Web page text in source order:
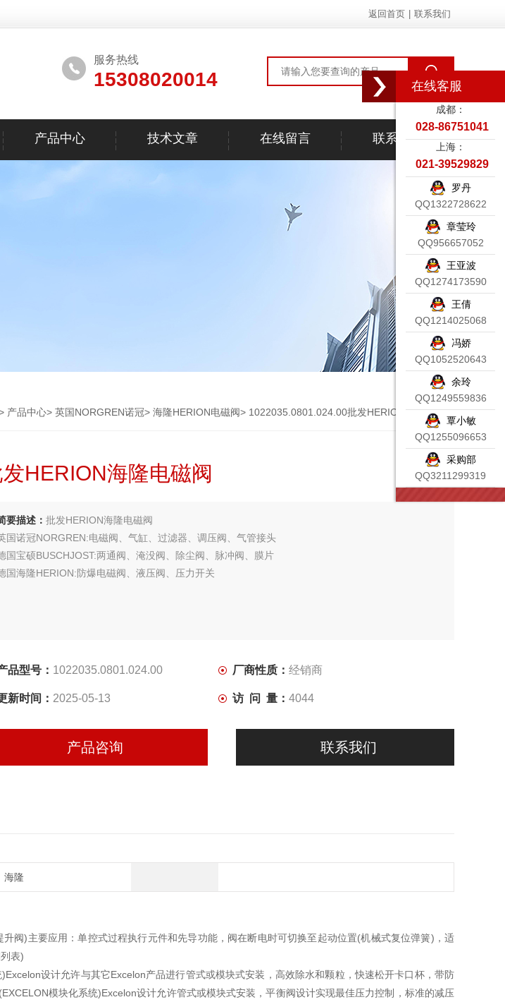
返回首页 联系我们
服务热线
15308020014
产品中心 技术文章 在线留言 联系我们
产品中心> 英国NORGREN诺冠> 海隆HERION电磁阀> 1022035.0801.024.00批发HERION海隆电磁阀
HERION海隆电磁阀
要描述： 批发HERION海隆电磁阀
国诺冠NORGREN:电磁阀、气缸、过滤器、调压阀、气管接头
国宝硕BUSCHJOST:两通阀、淹没阀、除尘阀、脉冲阀、膜片
国海隆HERION:防爆电磁阀、液压阀、压力开关
品型号： 1022035.0801.024.00 厂商性质： 经销商
新时间： 2025-05-13 访 问 量： 4044
产品咨询 联系我们
海隆
阀)主要应用：单控式过程执行元件和先导功能，阀在断电时可切换至起动位置(机械式复位弹簧)，适
表)
设计允许与其它Excelon产品进行管式或模块式安装，高效除水和颗粒，快速松开卡口杯，带防
模块化系统)Excelon设计允许管式或模块式安装，平衡阀设计实现最佳压力控制，标准的减压
在线客服
成都：
028-86751041
上海：
021-39529829
罗丹
QQ1322728622
章莹玲
QQ956657052
王亚波
QQ1274173590
王倩
QQ1214025068
冯娇
QQ1052520643
余玲
QQ1249559836
覃小敏
QQ1255096653
采购部
QQ3211299319